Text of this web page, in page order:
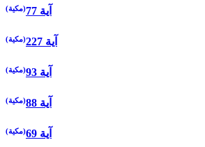
(مكية) 77 آية
(مكية) 227 آية
(مكية) 93 آية
(مكية) 88 آية
(مكية) 69 آية